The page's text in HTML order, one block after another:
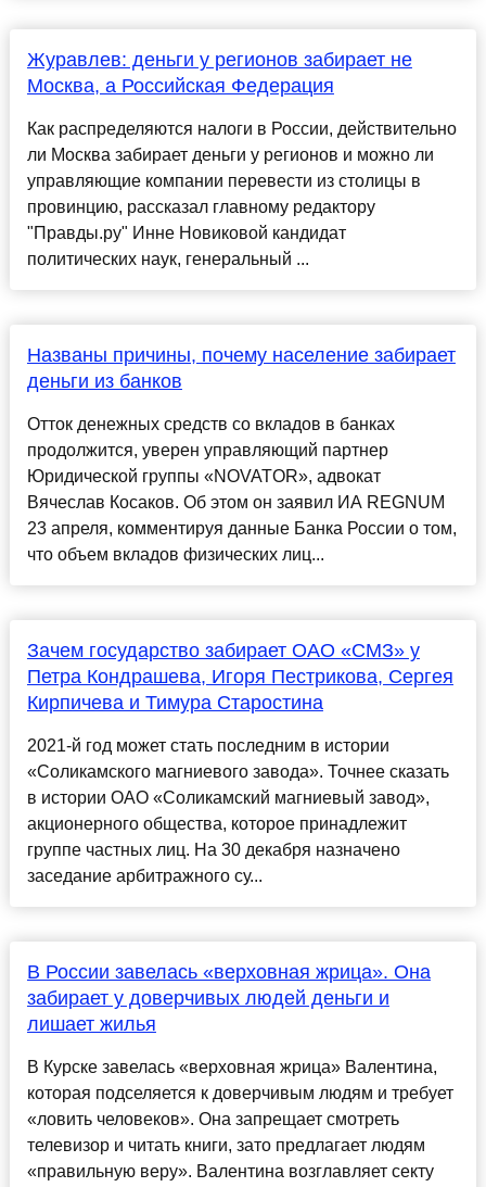
Журавлев: деньги у регионов забирает не
Москва, а Российская Федерация
Как распределяются налоги в России, действительно
ли Москва забирает деньги у регионов и можно ли
управляющие компании перевести из столицы в
провинцию, рассказал главному редактору
"Правды.ру" Инне Новиковой кандидат
политических наук, генеральный ...
Названы причины, почему население забирает
деньги из банков
Отток денежных средств со вкладов в банках
продолжится, уверен управляющий партнер
Юридической группы «NOVATOR», адвокат
Вячеслав Косаков. Об этом он заявил ИА REGNUM
23 апреля, комментируя данные Банка России о том,
что объем вкладов физических лиц...
Зачем государство забирает ОАО «СМЗ» у
Петра Кондрашева, Игоря Пестрикова, Сергея
Кирпичева и Тимура Старостина
2021-й год может стать последним в истории
«Соликамского магниевого завода». Точнее сказать
в истории ОАО «Соликамский магниевый завод»,
акционерного общества, которое принадлежит
группе частных лиц. На 30 декабря назначено
заседание арбитражного су...
В России завелась «верховная жрица». Она
забирает у доверчивых людей деньги и
лишает жилья
В Курске завелась «верховная жрица» Валентина,
которая подселяется к доверчивым людям и требует
«ловить человеков». Она запрещает смотреть
телевизор и читать книги, зато предлагает людям
«правильную веру». Валентина возглавляет секту